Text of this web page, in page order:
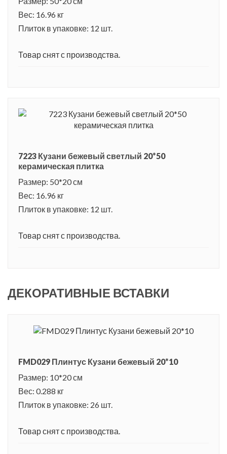
Вес: 16.96 кг
Плиток в упаковке: 12 шт.
Товар снят с производства.
7223 Кузани бежевый светлый 20*50
керамическая плитка
Размер: 50*20 см
Вес: 16.96 кг
Плиток в упаковке: 12 шт.
Товар снят с производства.
ДЕКОРАТИВНЫЕ ВСТАВКИ
FMD029 Плинтус Кузани бежевый 20*10
Размер: 10*20 см
Вес: 0.288 кг
Плиток в упаковке: 26 шт.
Товар снят с производства.